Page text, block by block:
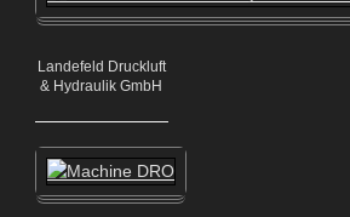
Landefeld Druckluft
& Hydraulik GmbH